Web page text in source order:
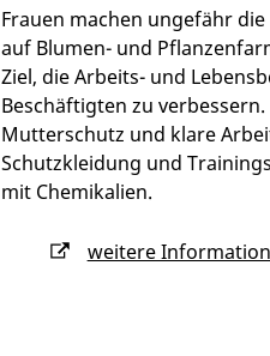
Frauen machen ungefähr
auf Blumen- und
Ziel, die Arbeits- und
Beschäftigten zu
Mutterschutz und klare
Schutzkleidung und
mit Chemikalien.
weitere